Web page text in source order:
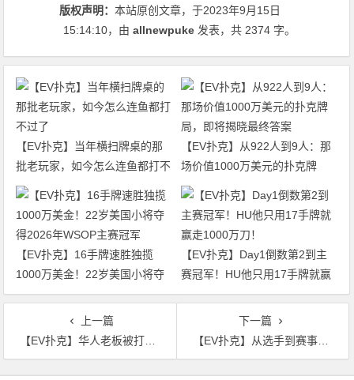
版权声明：本站原创文章，于2023年9月15日
15:14:10，由allnewpuke 发表，共 2374 字。
【EV扑克】当年横扫牌桌的那
批老玩家，如今怎么连鱼都打不
过了
【EV扑克】从922人到9人：那
场价值1000万美元的扑克牌
局，即将揭晓最终答案
【EV扑克】16手牌速胜独揽
1000万美金！22岁美国小将夺
得2026年WSOP主赛冠军
【EV扑克】Day1倒数第2到主
赛冠军！HU他只用17手牌就赢
走1000万刀！
上一篇
【EV扑克】华人老板被打崩，连输两个百万底池
下一篇
【EV扑克】从选手到赛事品牌，世界需要更多来自中国的声音！
文